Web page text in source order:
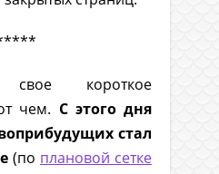
короткое
чем. С этого дня
стал
(по плановой сетке